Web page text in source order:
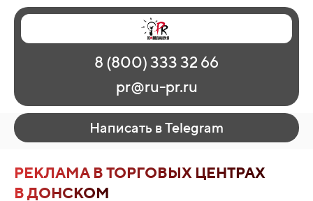
Главная
Наши работы
О рекламе
Регионы
Контакты
8 (800) 333 32 66
pr@ru-pr.ru
Написать в Telegram
РЕКЛАМА В ТОРГОВЫХ ЦЕНТРАХ
В ДОНСКОМ